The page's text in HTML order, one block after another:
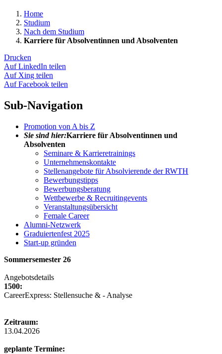
Home
Studium
Nach dem Studium
Karriere für Absolventinnen und Absolventen
Drucken
Auf LinkedIn teilen
Auf Xing teilen
Auf Facebook teilen
Sub-Navigation
Promotion von A bis Z
Sie sind hier:Karriere für Absolventinnen und
Absolventen
Seminare & Karrieretrainings
Unternehmenskontakte
Stellenangebote für Absolvierende der RWTH
Bewerbungstipps
Bewerbungsberatung
Wettbewerbe & Recruitingevents
Veranstaltungsübersicht
Female Career
Alumni-Netzwerk
Graduiertenfest 2025
Start-up gründen
Sommersemester 26
Angebotsdetails
1500:
CareerExpress: Stellensuche & - Analyse
Zeitraum:
13.04.2026
geplante Termine: